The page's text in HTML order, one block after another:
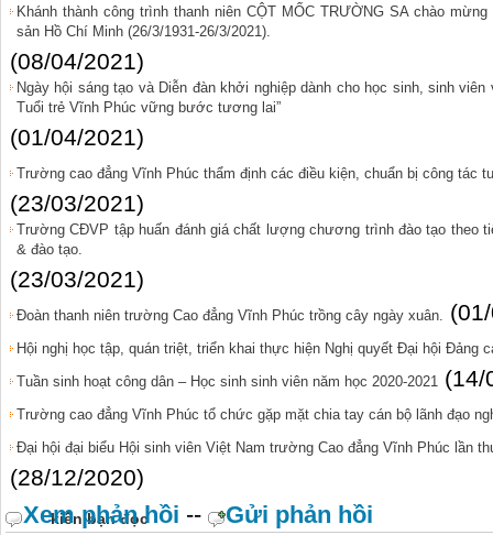
Khánh thành công trình thanh niên CỘT MỐC TRƯỜNG SA chào
sản Hồ Chí Minh (26/3/1931-26/3/2021).
(08/04/2021)
Ngày hội sáng tạo và Diễn đàn khởi nghiệp dành cho học sinh, sinh
Tuổi trẻ Vĩnh Phúc vững bước tương lai”
(01/04/2021)
Trường cao đẳng Vĩnh Phúc thẩm định các điều kiện, chuẩn bị công tác
(23/03/2021)
Trường CĐVP tập huấn đánh giá chất lượng chương trình đào tạo theo
& đào tạo.
(23/03/2021)
Đoàn thanh niên trường Cao đẳng Vĩnh Phúc trồng cây ngày xuân.
Hội nghị học tập, quán triệt, triển khai thực hiện Nghị quyết Đại hội Đảng
Tuần sinh hoạt công dân – Học sinh sinh viên năm học 2020-2021 (14/
Trường cao đẳng Vĩnh Phúc tổ chức gặp mặt chia tay cán bộ lãnh đạo
Đại hội đại biểu Hội sinh viên Việt Nam trường Cao đẳng Vĩnh Phúc lần
(28/12/2020)
kiến bạn đọc
Xem phản hồi -- Gửi phản hồi